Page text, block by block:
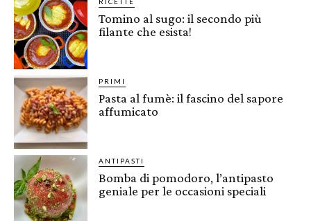
Tomino al sugo: il secondo più
filante che esista!
PRIMI
Pasta al fumè: il fascino del sapore
affumicato
ANTIPASTI
Bomba di pomodoro, l’antipasto
geniale per le occasioni speciali